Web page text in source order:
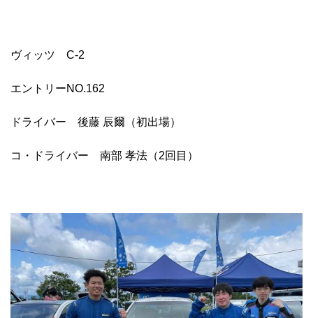
ヴィッツ C-2
エントリーNO.162
ドライバー 後藤 辰爾（初出場）
コ・ドライバー 南部 孝法（2回目）